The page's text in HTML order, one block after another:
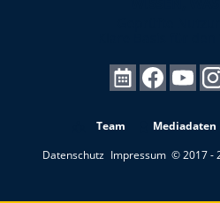
Team Mediadaten
Datenschutz Impressum © 2017 -